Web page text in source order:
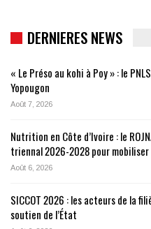
DERNIERES NEWS
« Le Préso au kohi à Poy » : le
Yopougon
Août 7, 2026
Nutrition en Côte d’Ivoire : le
triennal 2026-2028 pour
Août 6, 2026
SICCOT 2026 : les acteurs de la
soutien de l’État